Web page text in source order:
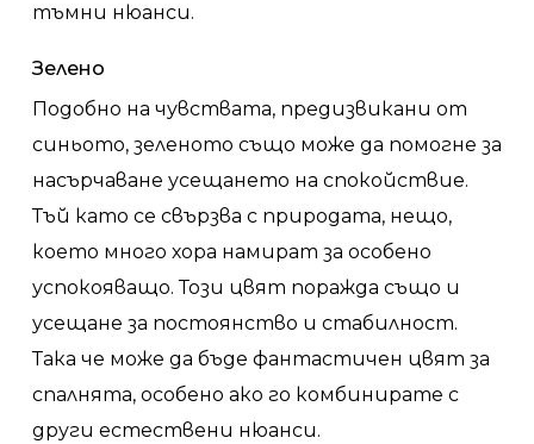
тъмни нюанси.
Зелено
Подобно на чувствата, предизвикани от
синьото, зеленото също може да помогне за
насърчаване усещането на спокойствие.
Тъй като се свързва с природата, нещо,
което много хора намират за особено
успокояващо. Този цвят поражда също и
усещане за постоянство и стабилност.
Така че може да бъде фантастичен цвят за
спалнята, особено ако го комбинирате с
други естествени нюанси.